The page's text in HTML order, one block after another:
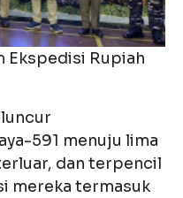
Ekspedisi Rupiah
591 menuju lima
dan terpencil
mereka termasuk